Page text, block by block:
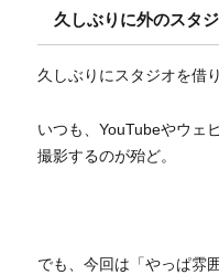
久しぶりに外のスタ
久しぶりにスタジオを借
いつも、YouTubeやウェ
撮影するのが殆ど。
でも、今回は「やっぱ雰